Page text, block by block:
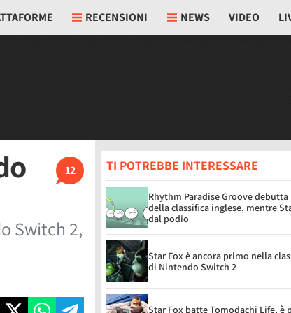
RECENSIONI NEWS VIDEO
12
Switch 2,
TI POTREBBE INTERESSARE
Rhythm Paradise Groove
della classifica inglese, mentre
dal podio
Star Fox è ancora primo nella
di Nintendo Switch 2
Star Fox batte Tomodachi Life, è